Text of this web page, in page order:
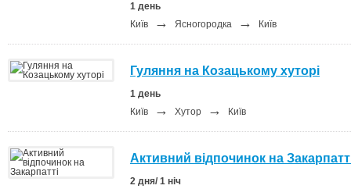
1 день
Київ
→ Ясногородка → Київ
Гуляння на Козацькому хуторі
1 день
Київ
→ Хутор → Київ
Активний відпочинок на
2 дня/ 1 ніч